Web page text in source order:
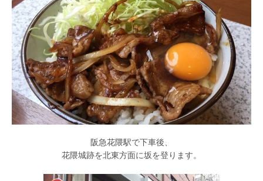
阪急花隈駅で下車後、
花隈城跡を北東方面に坂を登ります。